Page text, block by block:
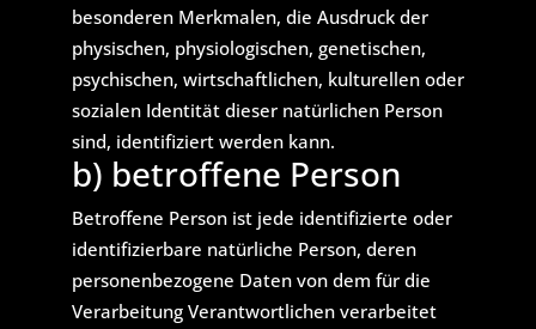
besonderen Merkmalen, die Ausdruck der
physischen, physiologischen, genetischen,
psychischen, wirtschaftlichen, kulturellen oder
sozialen Identität dieser natürlichen Person
sind, identifiziert werden kann.
b) betroffene Person
Betroffene Person ist jede identifizierte oder
identifizierbare natürliche Person, deren
personenbezogene Daten von dem für die
Verarbeitung Verantwortlichen verarbeitet